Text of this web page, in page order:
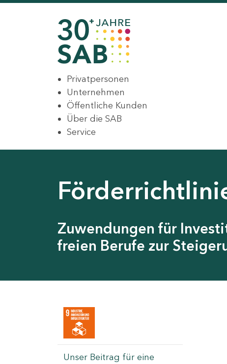
Privatpersonen
Unternehmen
Öffentliche Kunden
Über die SAB
Service
Zuwendungen für
freien Berufe zur
Unser Beitrag für eine